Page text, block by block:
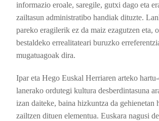
informazio eroale, saregile, gutxi dago eta
zailtasun administratibo handiak dituzte.
pareko eragilerik ez da maiz ezagutzen eta,
bestaldeko errealitateari buruzko
mugatuagoak dira.
Ipar eta Hego Euskal Herriaren arteko
lanerako ordutegi kultura desberdintasuna
izan daiteke, baina hizkuntza da gehienetan
zailtzen dituen elementua. Euskara nagusi